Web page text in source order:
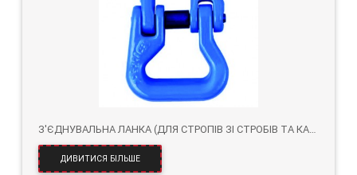
З'ЄДНУВАЛЬНА ЛАНКА (ДЛЯ СТРОПІВ ЗІ СТРОБІВ ТА КАНАТІВ) KZP10 КЛ.10
ДИВИТИСЯ БІЛЬШЕ